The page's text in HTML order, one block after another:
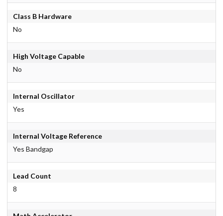
Class B Hardware
No
High Voltage Capable
No
Internal Oscillator
Yes
Internal Voltage Reference
Yes Bandgap
Lead Count
8